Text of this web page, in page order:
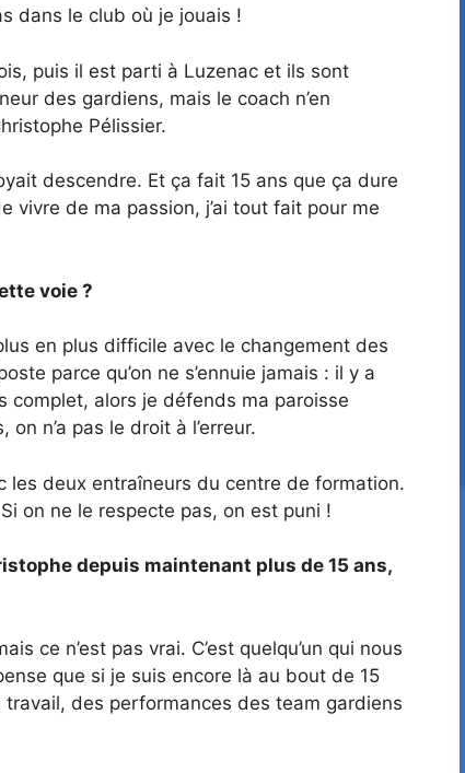
dans le club où je jouais !
puis il est parti à Luzenac et ils sont
des gardiens, mais le coach n’en
Pélissier.
descendre. Et ça fait 15 ans que ça dure
vivre de ma passion, j’ai tout fait pour me
voie ?
en plus difficile avec le changement des
parce qu’on ne s’ennuie jamais : il y a
complet, alors je défends ma paroisse
n’a pas le droit à l’erreur.
les deux entraîneurs du centre de formation.
on ne le respecte pas, on est puni !
depuis maintenant plus de 15 ans,
ce n’est pas vrai. C’est quelqu’un qui nous
que si je suis encore là au bout de 15
des performances des team gardiens